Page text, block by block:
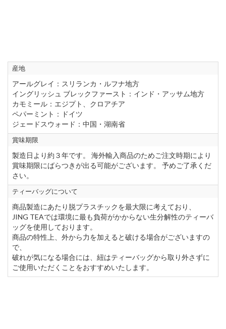
産地
アールグレイ：スリランカ・ルフナ地方
イングリッシュ ブレックファースト：インド・アッサム地方
カモミール：エジプト、クロアチア
ペパーミント：ドイツ
ジェードスウォード：中国・湖南省
賞味期限
製造日より約３年です。 海外輸入商品のためご注文時期により
賞味期限にばらつきが出る可能がございます。 予めご了承くだ
さい。
ティーバッグについて
商品製造にあたり脱プラスチックを最大限に考えており、
JING TEAでは環境に最も負荷がかからない生分解性のティーバ
ッグを使用しております。
商品の特性上、外から力を加えると破ける場合がございますの
で、
破れが気になる場合には、紐はティーバッグから取り外さずに
ご使用いただくことをおすすめいたします。